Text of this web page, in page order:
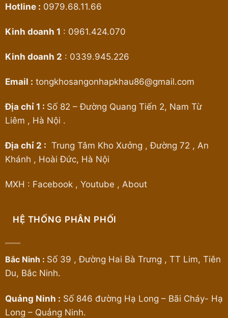
Hotline : 0979.68.11.66
Kinh doanh 1 : 0961.424.070
Kinh doanh 2 : 0339.945.226
Email : tongkhosangonhapkhau86@gmail.com
Địa chỉ 1 : Số 82 – Đường Quang Tiến 2, Nam Từ
Liêm , Hà Nội .
Địa chỉ 2 : Trung Tâm Kho Xưởng , Đường 72 , An
Khánh , Hoài Đức, Hà Nội
MXH : Facebook , Youtube , About
HỆ THỐNG PHÂN PHỐI
Bắc Ninh : Số 39 , Đường Hai Bà Trưng , TT Lim, Tiên
Du, Bắc Ninh.
Quảng Ninh : Số 846 đường Hạ Long – Bãi Cháy- Hạ
Long – Quảng Ninh.